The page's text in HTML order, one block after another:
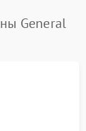
General